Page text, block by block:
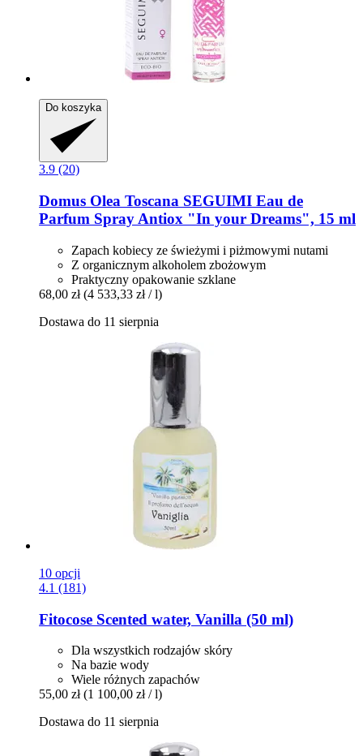
Do koszyka
3.9 (20)
Domus Olea Toscana SEGUIMI Eau de
Parfum Spray Antiox "In your Dreams", 15 ml
Zapach kobiecy ze świeżymi i piżmowymi nutami
Z organicznym alkoholem zbożowym
Praktyczny opakowanie szklane
68,00 zł (4 533,33 zł / l)
Dostawa do 11 sierpnia
10 opcji
4.1 (181)
Fitocose Scented water, Vanilla (50 ml)
Dla wszystkich rodzajów skóry
Na bazie wody
Wiele różnych zapachów
55,00 zł (1 100,00 zł / l)
Dostawa do 11 sierpnia